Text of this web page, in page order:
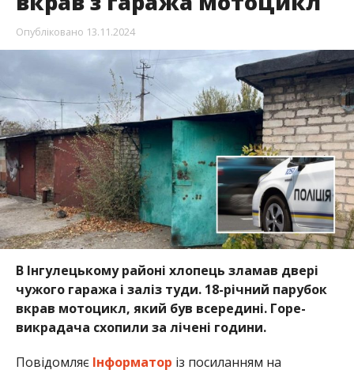
Опубліковано 13.11.2024
В Інгулецькому районі хлопець зламав двері
чужого гаража і заліз туди. 18-річний парубок
вкрав мотоцикл, який був всередині. Горе-
викрадача схопили за лічені години.
Повідомляє Інформатор із посиланням на